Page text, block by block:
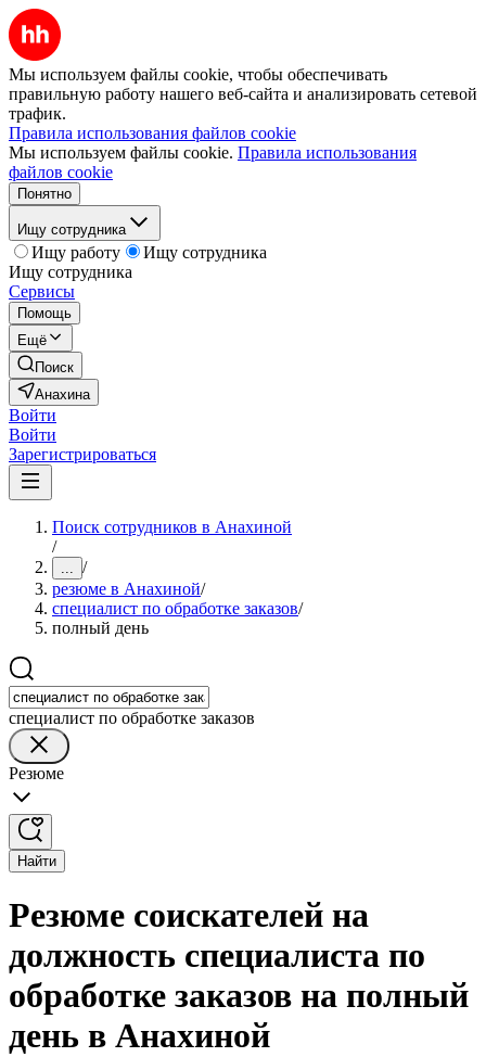
Мы используем файлы cookie, чтобы обеспечивать
правильную работу нашего веб-сайта и анализировать сетевой
трафик.
Правила использования файлов cookie
Мы используем файлы cookie. Правила использования
файлов cookie
Понятно
Ищу сотрудника
Ищу работу
Ищу сотрудника
Ищу сотрудника
Сервисы
Помощь
Ещё
Поиск
Анахина
Войти
Войти
Зарегистрироваться
Поиск сотрудников в Анахиной
/
... /
резюме в Анахиной/
специалист по обработке заказов/
полный день
специалист по обработке заказов
Резюме
Найти
Резюме соискателей на
должность специалиста по
обработке заказов на полный
день в Анахиной